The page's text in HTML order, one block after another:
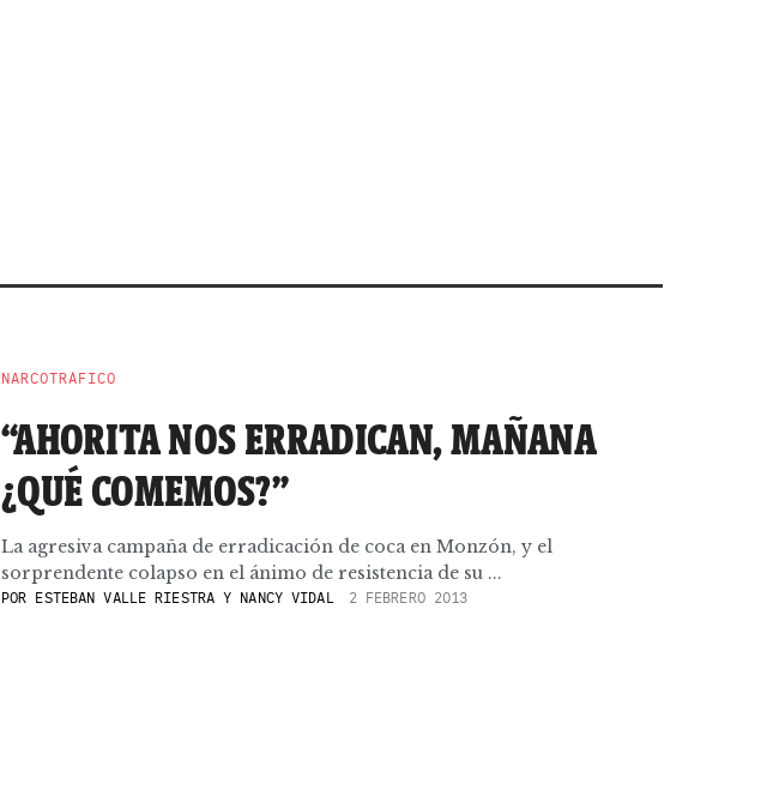
NARCOTRÁFICO
“AHORITA NOS ERRADICAN, MAÑANA
¿QUÉ COMEMOS?”
La agresiva campaña de erradicación de coca en Monzón, y el
sorprendente colapso en el ánimo de resistencia de su ...
POR ESTEBAN VALLE RIESTRA Y NANCY VIDAL 2 FEBRERO 2013